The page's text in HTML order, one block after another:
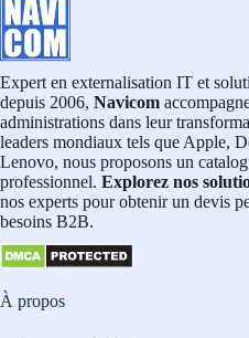
Expert en externalisation IT et
depuis 2006, Navicom
administrations dans leur
leaders mondiaux tels que Apple,
Lenovo, nous proposons un
professionnel. Explorez nos
nos experts pour obtenir un devis
besoins B2B.
À propos